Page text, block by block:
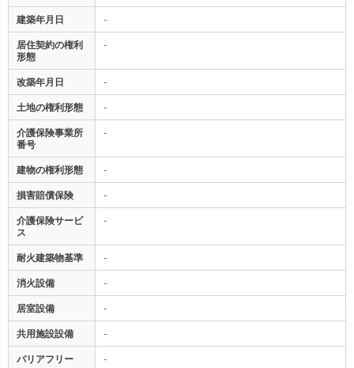
建築年月日 -
居住契約の権利
形態
-
改築年月日 -
土地の権利形態 -
介護保険事業所
番号
-
建物の権利形態 -
損害賠償保険 -
介護保険サービ
ス
-
耐火建築物基準 -
消火設備 -
居室設備 -
共用施設設備 -
バリアフリー -